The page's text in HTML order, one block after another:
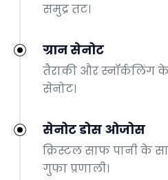
समुद्र तट।
ग्रान सेनोट
तैराकी और स्नॉर्कलिंग
सेनोट।
सेनोट डोस ओजोस
क्रिस्टल साफ पानी के
गुफा प्रणाली।